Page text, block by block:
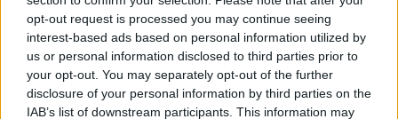
opt-out request is processed you may continue seeing
interest-based ads based on personal information utilized by
us or personal information disclosed to third parties prior to
your opt-out. You may separately opt-out of the further
disclosure of your personal information by third parties on the
IAB’s list of downstream participants. This information may
marrone. Personalizzato con una stampa a
righe Pequin e dettagli Vichy con micro FF.